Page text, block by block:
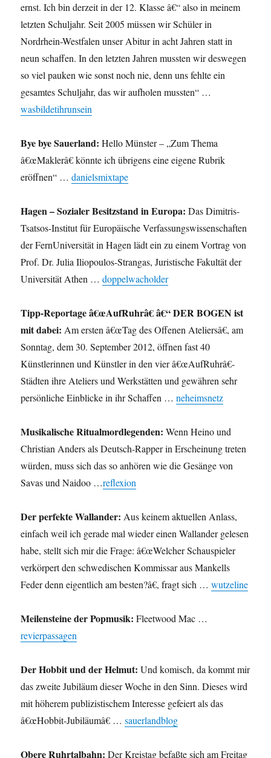
ernst. Ich bin derzeit in der 12. Klasse â€“ also in meinem
letzten Schuljahr. Seit 2005 müssen wir Schüler in
Nordrhein-Westfalen unser Abitur in acht Jahren statt in
neun schaffen. In den letzten Jahren mussten wir deswegen
so viel pauken wie sonst noch nie, denn uns fehlte ein
gesamtes Schuljahr, das wir aufholen mussten“ …
wasbildetihrunsein
Bye bye Sauerland: Hello Münster – „Zum Thema
â€œMaklerâ€ könnte ich übrigens eine eigene Rubrik
eröffnen“ …danielsmixtape
Hagen – Sozialer Besitzstand in Europa: Das Dimitris-
Tsatsos-Institut für Europäische Verfassungswissenschaften
der FernUniversität in Hagen lädt ein zu einem Vortrag von
Prof. Dr. Julia Iliopoulos-Strangas, Juristische Fakultät der
Universität Athen …doppelwacholder
Tipp-Reportage â€œAufRuhrâ€ â€“ DER BOGEN ist
mit dabei: Am ersten â€œTag des Offenen Ateliersâ€, am
Sonntag, dem 30. September 2012, öffnen fast 40
Künstlerinnen und Künstler in den vier â€œAufRuhrâ€-
Städten ihre Ateliers und Werkstätten und gewähren sehr
persönliche Einblicke in ihr Schaffen …neheimsnetz
Musikalische Ritualmordlegenden: Wenn Heino und
Chris­tian Anders als Deutsch-Rapper in Erschei­nung tre­ten
wür­den, muss sich das so anhö­ren wie die Gesänge von
Savas und Naidoo …reflexion
Der perfekte Wallander: Aus keinem aktuellen Anlass,
einfach weil ich gerade mal wieder einen Wallander gelesen
habe, stellt sich mir die Frage: â€œWelcher Schauspieler
verkörpert den schwedischen Kommissar aus Mankells
Feder denn eigentlich am besten?â€, fragt sich …wutzeline
Meilensteine der Popmusik: Fleetwood Mac …
revierpassagen
Der Hobbit und der Helmut: Und komisch, da kommt mir
das zweite Jubiläum dieser Woche in den Sinn. Dieses wird
mit höherem publizistischem Interesse gefeiert als das
â€œHobbit-Jubiläumâ€ …sauerlandblog
Obere Ruhrtalbahn: Der Kreistag befaßte sich am Freitag